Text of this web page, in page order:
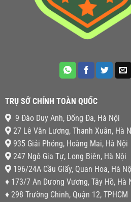
TRỤ SỞ CHÍNH TOÀN QUỐC
9 Đào Duy Anh, Đống Đa, Hà Nội
27 Lê Văn Lương, Thanh Xuân, Hà
935 Giải Phóng, Hoàng Mai, Hà Nội
247 Ngô Gia Tự, Long Biên, Hà Nội
196/24A Cầu Giấy, Quan Hoa, Hà
♦ 173/7 An Dương Vương, Tây Hồ, Hà
♦ 298 Trường Chinh, Quận 12, TPHCM